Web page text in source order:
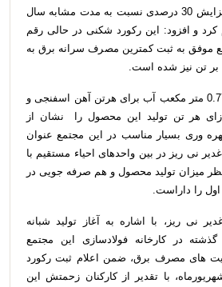
فولاد غدیر نی ریز را با افزایش 30 درصدی نسبت به مدت مشابه سال
تن اعلام کرد و افزود: این رکورد شکنی در حالی رقم
موفق به ثبت کمترین مصرف سرانه برق به
راحت، مصرف کم نظیر 0.77 متر مکعب آب برای هرتن آهن اسفنجی و
ازای هر تن تولید این محصول را نشان از
بهره وری بسیار مناسب در این مجتمع عنوان
نی ریز در بین واحدهای احیاء مستقیم با
نظر میزان تولید محصول و هم صرفه جویی در
را داراست.
نی ریز، با اشاره به آغاز تولید شبانه
در کارخانه فولادسازی این مجتمع
های مصرف برق، ضمن اعلام ثبت رکورد
ذوب متوالی در 31 شهریورماه، با تقدیر از کارکنان زحمتش این